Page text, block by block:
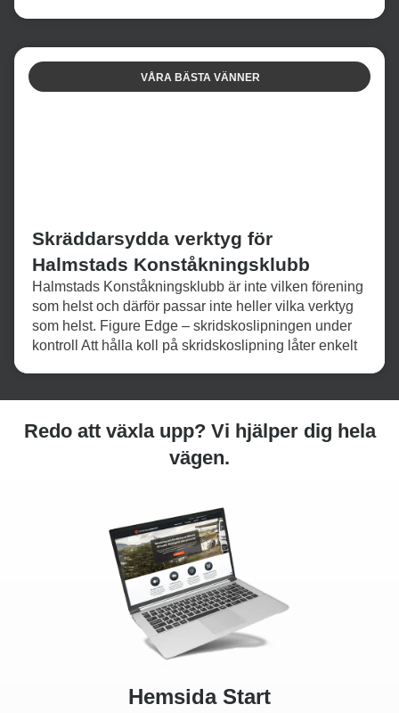
VÅRA BÄSTA VÄNNER
Skräddarsydda verktyg för
Halmstads Konståkningsklubb
Halmstads Konståkningsklubb är inte vilken förening
som helst och därför passar inte heller vilka verktyg
som helst. Figure Edge – skridskoslipningen under
kontroll Att hålla koll på skridskoslipning låter enkelt
Redo att växla upp? Vi hjälper dig hela
vägen.
Hemsida Start